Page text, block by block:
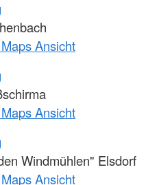
Ansicht
Ansicht
Windmühlen" Elsdorf
Ansicht